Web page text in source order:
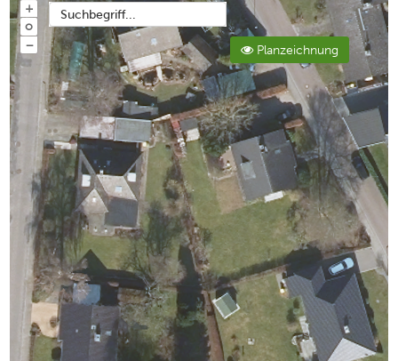
Suchbegriff...
Planzeichnung
+
o
−